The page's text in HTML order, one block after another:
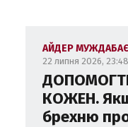
АЙДЕР
22 липня 2026, 23:48
КОЖЕН.
брехню